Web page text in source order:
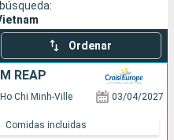
Buscar
Ordenar
REAP
Ho Chi Minh-Ville 03/04/2027
Comidas incluidas